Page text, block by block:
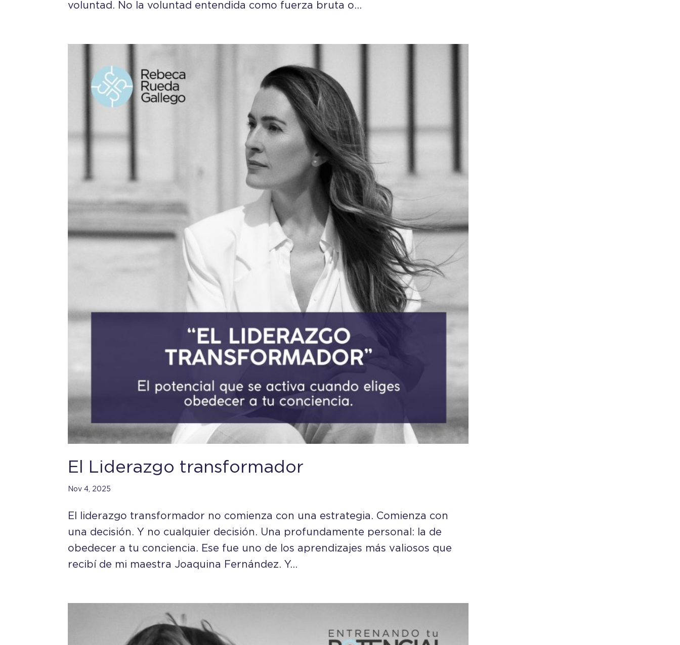
voluntad. No la voluntad entendida como fuerza bruta o...
El Liderazgo transformador
Nov 4, 2025
El liderazgo transformador no comienza con una estrategia. Comienza con
una decisión. Y no cualquier decisión. Una profundamente personal: la de
obedecer a tu conciencia. Ese fue uno de los aprendizajes más valiosos que
recibí de mi maestra Joaquina Fernández. Y...